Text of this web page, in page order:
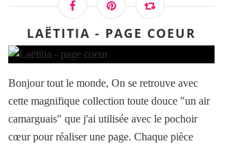
LAËTITIA - PAGE COEUR
Bonjour tout le monde, On se retrouve avec
cette magnifique collection toute douce "un air
camarguais" que j'ai utilisée avec le pochoir
cœur pour réaliser une page. Chaque pièce